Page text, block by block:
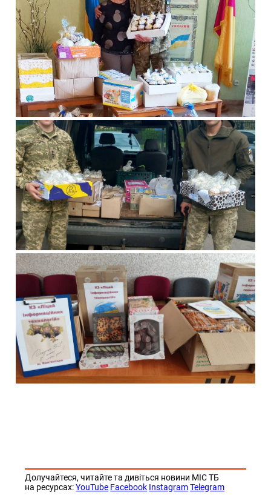
Долучайтеся, читайте та дивіться новини МІС ТБ
на ресурсах:YouTube Facebook Instagram Telegram